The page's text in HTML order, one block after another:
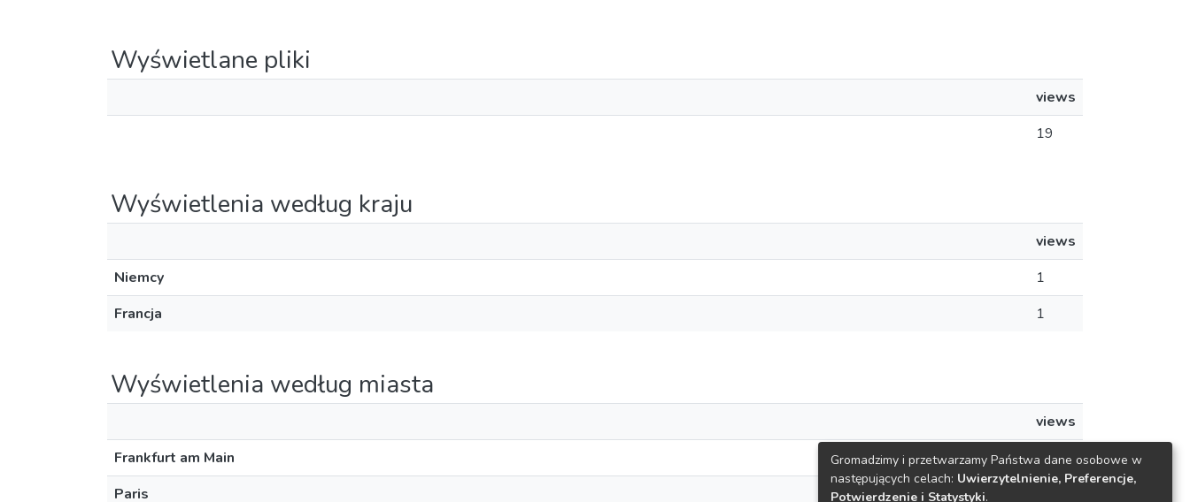
Wyświetlane pliki
views
19
Wyświetlenia według kraju
views
Niemcy
1
Francja
1
Wyświetlenia według miasta
views
Frankfurt am Main
1
Paris
Gromadzimy i przetwarzamy Państwa dane osobowe w
następujących celach: Uwierzytelnienie, Preferencje,
Potwierdzenie i Statystyki.